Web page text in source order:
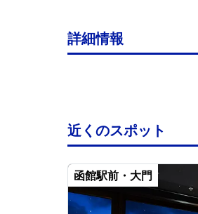
詳細情報
近くのスポット
函館駅前・大門